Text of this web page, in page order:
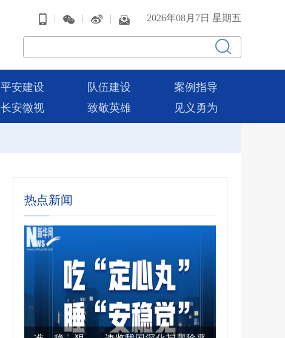
| | | 2026年08月7日 星期五
平安建设 队伍建设
案例指导
长安微视 致敬英雄 见义勇为
热点新闻